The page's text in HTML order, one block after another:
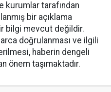
kurumlar tarafından
bir açıklama
bilgi mevcut değildir.
doğrulanması ve ilgili
haberin dengeli
önem taşımaktadır.